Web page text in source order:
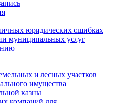
юридических ошибках
муниципальных услуг
и лесных участков
имущества
казны
компаний для